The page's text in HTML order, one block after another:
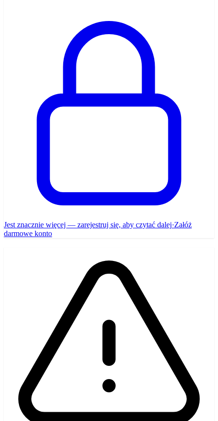
Jest znacznie więcej — zarejestruj się, aby czytać dalej·Załóż
darmowe konto